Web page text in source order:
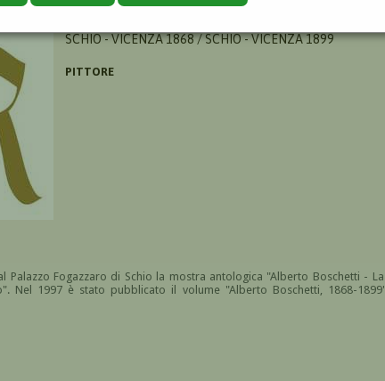
SCHIO - VICENZA 1868 / SCHIO - VICENZA 1899
PITTORE
Palazzo Fogazzaro di Schio la mostra antologica "Alberto Boschetti -
Nel 1997 è stato pubblicato il volume "Alberto Boschetti, 1868-